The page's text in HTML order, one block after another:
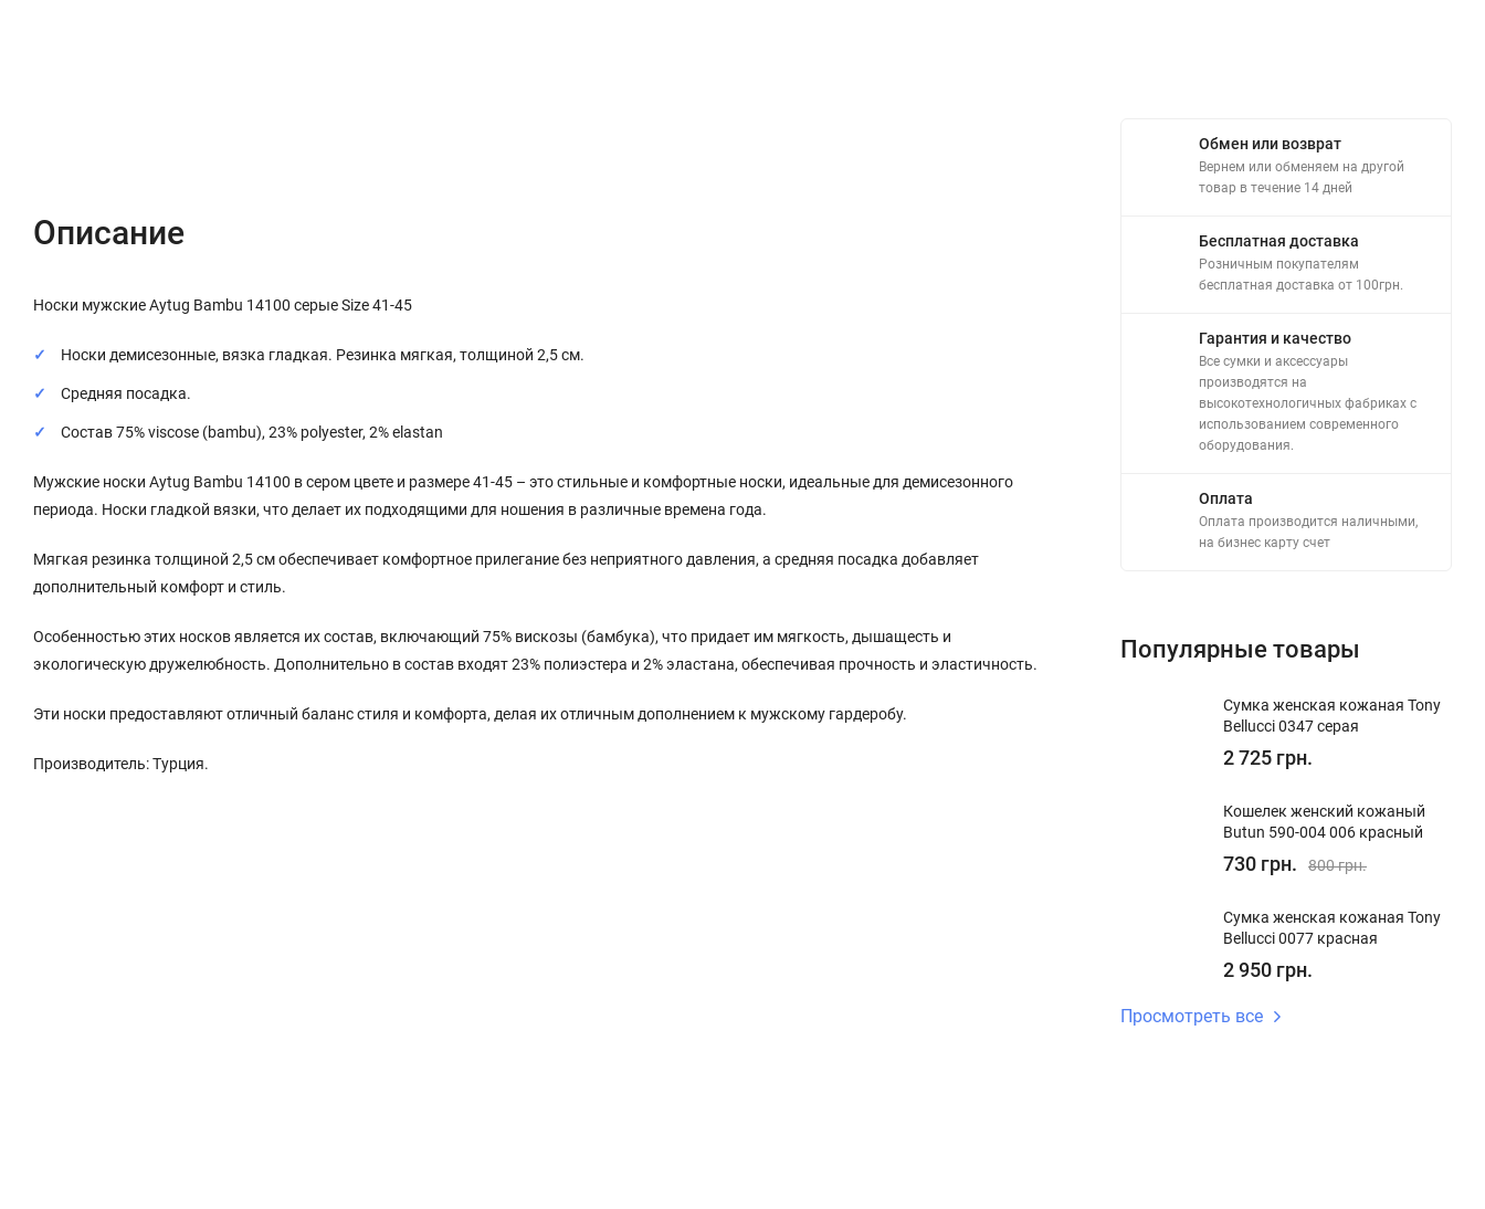
Описание
Носки мужские Aytug Bambu 14100 серые Size 41-45
Носки демисезонные, вязка гладкая. Резинка мягкая, толщиной 2,5 см.
Средняя посадка.
Состав 75% viscose (bambu), 23% polyester, 2% elastan
Мужские носки Aytug Bambu 14100 в сером цвете и размере 41-45 – это стильные и комфортные носки, идеальные для демисезонного
периода. Носки гладкой вязки, что делает их подходящими для ношения в различные времена года.
Мягкая резинка толщиной 2,5 см обеспечивает комфортное прилегание без неприятного давления, а средняя посадка добавляет
дополнительный комфорт и стиль.
Особенностью этих носков является их состав, включающий 75% вискозы (бамбука), что придает им мягкость, дышащесть и
экологическую дружелюбность. Дополнительно в состав входят 23% полиэстера и 2% эластана, обеспечивая прочность и эластичность.
Эти носки предоставляют отличный баланс стиля и комфорта, делая их отличным дополнением к мужскому гардеробу.
Производитель: Турция.
Обмен или возврат
Вернем или обменяем на другой
товар в течение 14 дней
Бесплатная доставка
Розничным покупателям
бесплатная доставка от 100грн.
Гарантия и качество
Все сумки и аксессуары
производятся на
высокотехнологичных фабриках с
использованием современного
оборудования.
Оплата
Оплата производится наличными,
на бизнес карту счет
Популярные товары
Сумка женская кожаная Tony
Bellucci 0347 серая
2 725 грн.
Кошелек женский кожаный
Butun 590-004 006 красный
730 грн. 800 грн.
Сумка женская кожаная Tony
Bellucci 0077 красная
2 950 грн.
Просмотреть все